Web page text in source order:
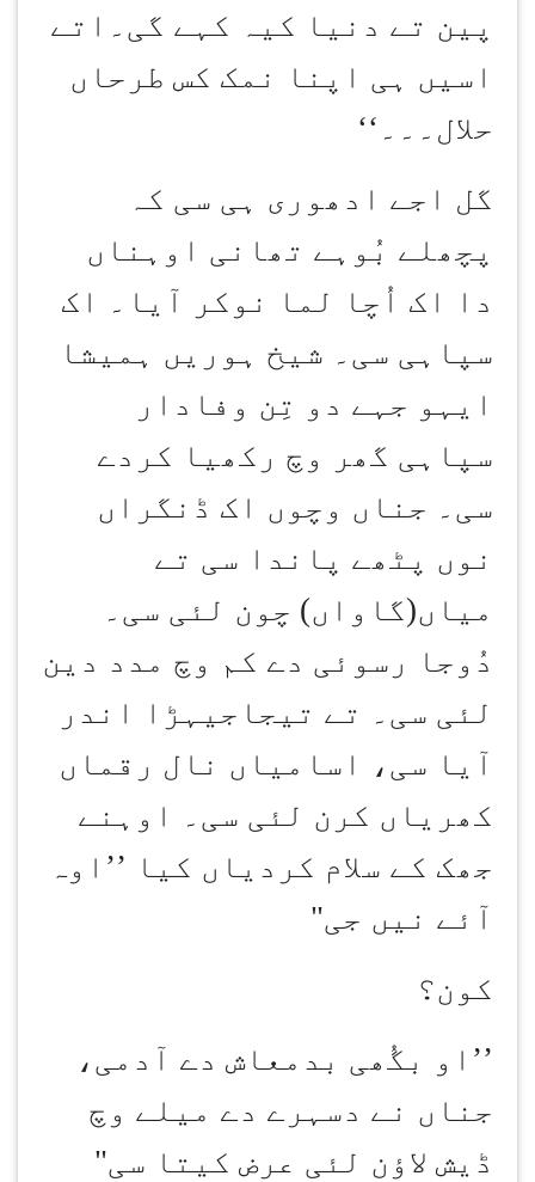
پین تے دنیا کیہ کہے گی۔اتے
اسیں ہی اپنا نمک کس طرحاں
حلال۔۔۔ ‘‘
گل اجے ادھوری ہی سی کہ
پچھلے بُوہے تھانی اوہناں
دا اک اُچا لما نوکر آیا۔ اک
سپاہی سی۔ شیخ ہوریں ہمیشا
ایہو جہے دو تِن وفادار
سپاہی گھر وچ رکھیا کردے
سی۔ جناں وچوں اک ڈنگراں
نوں پٹھے پاندا سی تے
میاں(گاواں) چون لئی سی۔
دُوجا رسوئی دے کم وچ مدد دین
لئی سی۔ تے تیجاجیہڑا اندر
آیا سی، اسامیاں نال رقماں
کھریاں کرن لئی سی۔ اوہنے
جھک کے سلام کردیاں کیا ’’اوہ
آئے نیں جی"
کون؟
’’ او بگُھی بدمعاش دے آدمی،
جناں نے دسہرے دے میلے وچ
ڈیش لاؤن لئی عرض کیتا سی"